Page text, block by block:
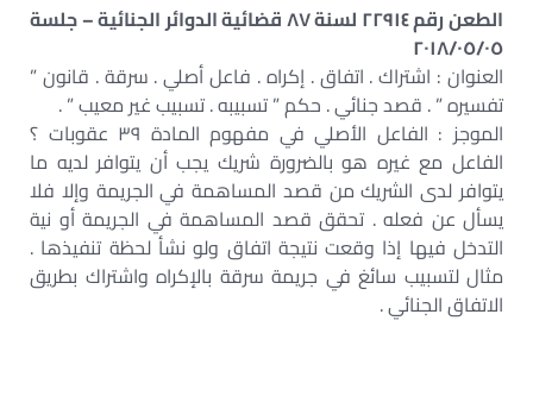
الطعن رقم ٢٢٩١٤ لسنة ٨٧ قضائية الدوائر الجنائية – جلسة
٢٠١٨/٠٥/٠٥
العنوان : اشتراك . اتفاق . إكراه . فاعل أصلي . سرقة . قانون ”
تفسيره ” . قصد جنائي . حكم ” تسبيبه . تسبيب غير معيب ” .
الموجز : الفاعل الأصلي في مفهوم المادة ٣٩ عقوبات ؟
الفاعل مع غيره هو بالضرورة شريك يجب أن يتوافر لديه ما
يتوافر لدى الشريك من قصد المساهمة في الجريمة وإلا فلا
يسأل عن فعله . تحقق قصد المساهمة في الجريمة أو نية
التدخل فيها إذا وقعت نتيجة اتفاق ولو نشأ لحظة تنفيذها .
مثال لتسبيب سائغ في جريمة سرقة بالإكراه واشتراك بطريق
الاتفاق الجنائي .